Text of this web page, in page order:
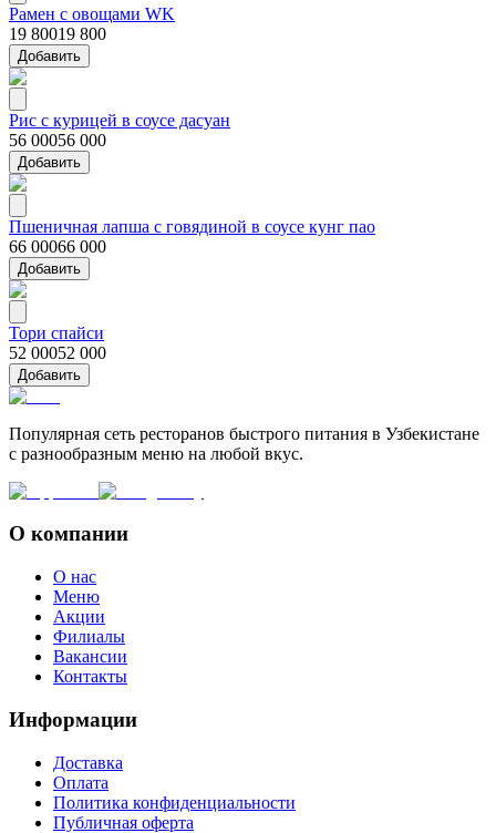
Рамен с овощами WK
19 80019 800
Добавить
Рис с курицей в соусе дасуан
56 00056 000
Добавить
Пшеничная лапша с говядиной в соусе кунг пао
66 00066 000
Добавить
Тори спайси
52 00052 000
Добавить
Популярная сеть ресторанов быстрого питания в Узбекистане
с разнообразным меню на любой вкус.
О компании
О нас
Меню
Акции
Филиалы
Вакансии
Контакты
Информации
Доставка
Оплата
Политика конфиденциальности
Публичная оферта